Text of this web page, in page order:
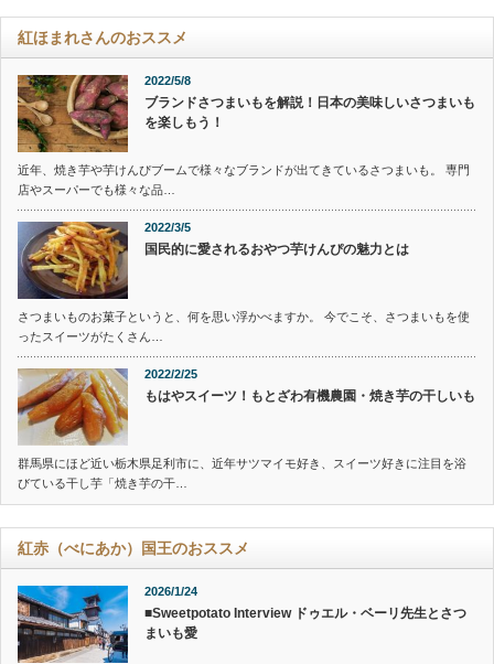
紅ほまれさんのおススメ
2022/5/8
ブランドさつまいもを解説！日本の美味しいさつまいも
を楽しもう！
近年、焼き芋や芋けんぴブームで様々なブランドが出てきているさつまいも。 専門
店やスーパーでも様々な品…
2022/3/5
国民的に愛されるおやつ芋けんぴの魅力とは
さつまいものお菓子というと、何を思い浮かべますか。 今でこそ、さつまいもを使
ったスイーツがたくさん…
2022/2/25
もはやスイーツ！もとざわ有機農園・焼き芋の干しいも
群馬県にほど近い栃木県足利市に、近年サツマイモ好き、スイーツ好きに注目を浴
びている干し芋「焼き芋の干…
紅赤（べにあか）国王のおススメ
2026/1/24
■Sweetpotato Interview ドゥエル・ベーリ先生とさつ
まいも愛